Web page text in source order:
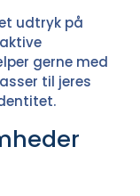
udtryk på
gerne med
til jeres